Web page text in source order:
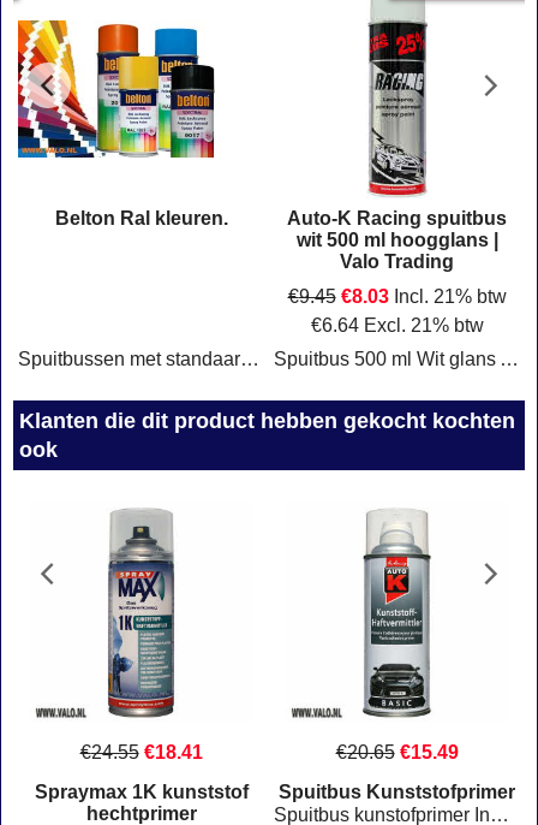
Belton Ral kleuren.
Spuitbussen met standaard RAL kleuren voor industrie, metaal en onderhoudswerk. Geschikt voor professioneel gebruik en doe-het-zelf projecten.
Auto-K Racing spuitbus
wit 500 ml hoogglans |
Valo Trading
€9.45 €8.03 Incl. 21% btw
€6.64 Excl. 21% btw
Spuitbus 500 ml Wit glans Auto-K Racing 288904
Klik hier
Klanten die dit product hebben gekocht kochten
ook
€24.55 €18.41
Spraymax 1K kunststof
hechtprimer
€20.65 €15.49
Spuitbus Kunststofprimer
Spuitbus kunstofprimer Inhoud: 400 ml Kleur: Transparant